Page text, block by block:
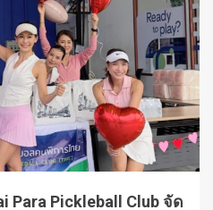
Para Pickleball Club จัด